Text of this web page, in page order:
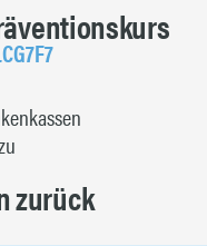
zurück